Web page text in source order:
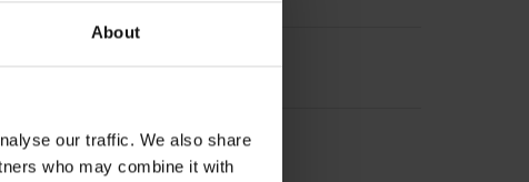
About
our traffic. We also share
who may combine it with
4 x M4 stirnseitig